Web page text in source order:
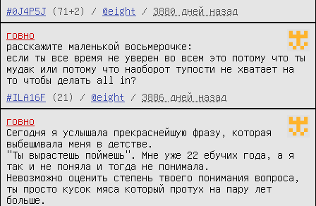
#0J4P5J
(71+2) / @eight / 3880 дней назад
говно
расскажите маленькой восьмерочке:
если ты все время не уверен во всем это потому что ты
мудак или потому что наоборот тупости не хватает на
то чтобы делать all in?
#ILA16F
(21) / @eight / 3886 дней назад
говно
Сегодня я услышала прекраснейшую фразу, которая
выбешивала меня в детстве.
"Ты вырастешь поймешь". Мне уже 22 ебучих года, а я
так и не поняла и тогда не понимала.
Невозможно оценить степень твоего понимания вопроса,
ты просто кусок мяса который протух на пару лет
больше.